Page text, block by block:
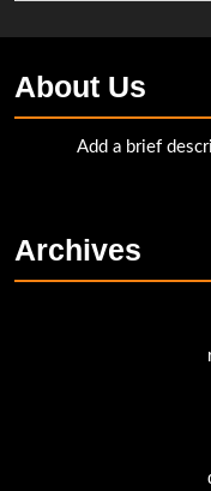
About Us
Add a brief
Archives